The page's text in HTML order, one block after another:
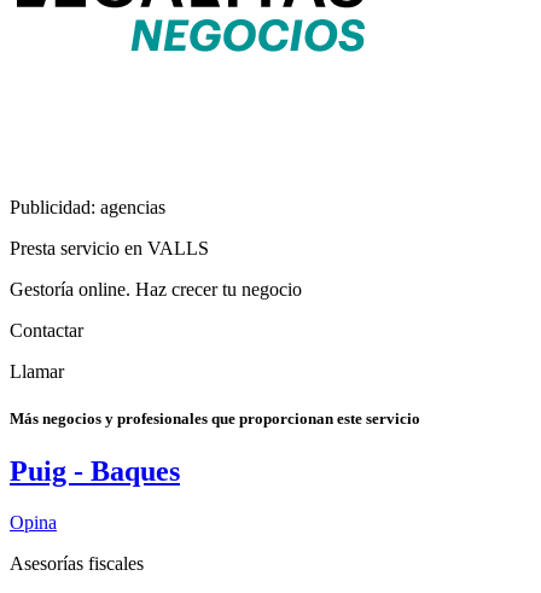
Publicidad: agencias
Presta servicio en VALLS
Gestoría online. Haz crecer tu negocio
Contactar
Llamar
Más negocios y profesionales que proporcionan este servicio
Puig - Baques
Opina
Asesorías fiscales